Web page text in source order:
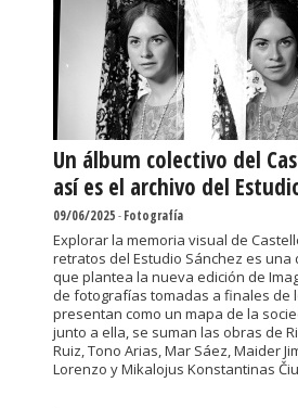
Un álbum colectivo del
así es el archivo del
09/06/2025-Fotografía
Explorar la memoria visual de
retratos del Estudio Sánchez es
que plantea la nueva edición de
de fotografías tomadas a finales de
presentan como un mapa de la
junto a ella, se suman las obras de
Ruiz, Tono Arias, Mar Sáez, Maider
Lorenzo y Mikalojus Konstantinas